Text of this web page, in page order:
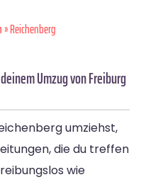
» Reichenberg
Umzug von Freiburg
umziehst,
die du treffen
wie